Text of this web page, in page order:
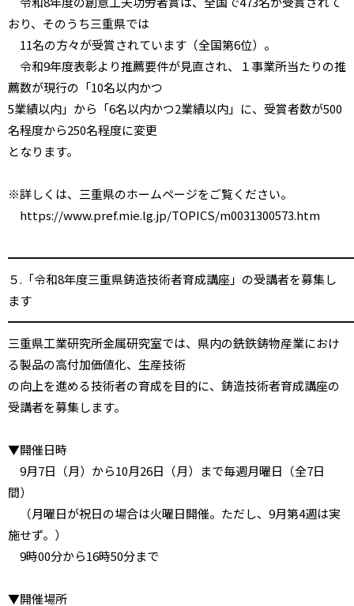
おり、そのうち三重県では
11名の方々が受賞されています（全国第6位）。
令和9年度表彰より推薦要件が見直され、１事業所当たりの推
薦数が現行の「10名以内かつ
5業績以内」から「6名以内かつ2業績以内」に、受賞者数が500
名程度から250名程度に変更
となります。
※詳しくは、三重県のホームページをご覧ください。
https://www.pref.mie.lg.jp/TOPICS/m0031300573.htm
５.「令和8年度三重県鋳造技術者育成講座」の受講者を募集し
ます
三重県工業研究所金属研究室では、県内の銑鉄鋳物産業におけ
る製品の高付加価値化、生産技術
の向上を進める技術者の育成を目的に、鋳造技術者育成講座の
受講者を募集します。
▼開催日時
9月7日（月）から10月26日（月）まで毎週月曜日（全7日
間）
（月曜日が祝日の場合は火曜日開催。ただし、9月第4週は実
施せず。）
9時00分から16時50分まで
▼開催場所